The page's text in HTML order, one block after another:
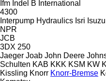
Ifm Indel B International
4300
Interpump Hydraulics Isri Isuzu
NPR
JCB
3DX 250
Jaeger Joab John Deere
Schulten KAB KKK KSM KW
Kissling Knorr Knorr-Bremse